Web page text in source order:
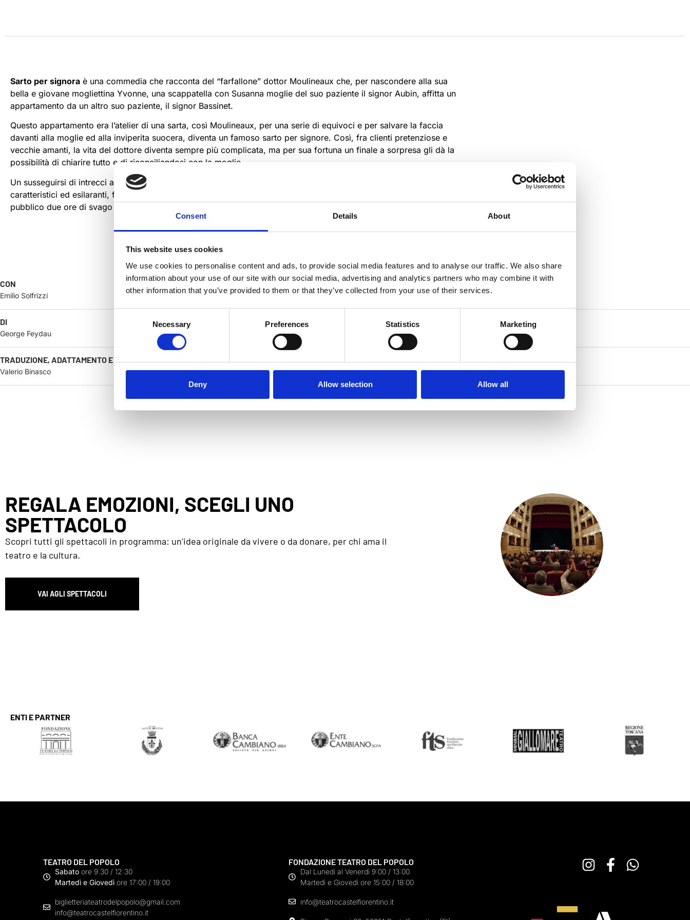
Consent Details About
This website uses cookies
We use cookies to personalise content and ads, to provide social media features and to analyse our traffic. We also share
information about your use of our site with our social media, advertising and analytics partners who may combine it with
other information that you’ve provided to them or that they’ve collected from your use of their services.
Necessary Preferences Statistics Marketing
Deny Allow selection Allow all
Sarto per signora è una commedia che racconta del “farfallone” dottor Moulineaux che, per nascondere alla sua
bella e giovane mogliettina Yvonne, una scappatella con Susanna moglie del suo paziente il signor Aubin, affitta un
appartamento da un altro suo paziente, il signor Bassinet.
Questo appartamento era l’atelier di una sarta, così Moulineaux, per una serie di equivoci e per salvare la faccia
davanti alla moglie ed alla inviperita suocera, diventa un famoso sarto per signore. Così, fra clienti pretenziose e
vecchie amanti, la vita del dottore diventa sempre più complicata, ma per sua fortuna un finale a sorpresa gli dà la
possibilità di chiarire tutto e di riconciliandosi con la moglie.
Un susseguirsi di intrecci amorosi e malintesi, tipici della commedie di George Feydeau, unitamente a personaggi
caratteristici ed esilaranti, fanno della commedia sarto per signora uno spettacolo brillante in grado di garantire al
pubblico due ore di svago e divertimento.
CON
Emilio Solfrizzi
DI
George Feydau
TRADUZIONE, ADATTAMENTO E REGIA
Valerio Binasco
REGALA EMOZIONI, SCEGLI UNO
SPETTACOLO
Scopri tutti gli spettacoli in programma: un’idea originale da vivere o da donare, per chi ama il
teatro e la cultura.
VAI AGLI SPETTACOLI
ENTI E PARTNER
TEATRO DEL POPOLO
Sabato ore 9:30 / 12:30
Martedì e Giovedì ore 17:00 / 19:00
biglietteriateatrodelpopolo@gmail.com
info@teatrocastelfiorentino.it
FONDAZIONE TEATRO DEL POPOLO
Dal Lunedì al Venerdì 9:00 / 13:00
Martedì e Giovedì ore 15:00 / 18:00
info@teatrocastelfiorentino.it